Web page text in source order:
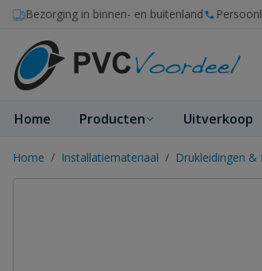
Ga naar de inhoud
Bezorging in binnen- en buitenland
Home Producten Uitverkoop
Home / Installatiemateriaal / Drukleidingen &